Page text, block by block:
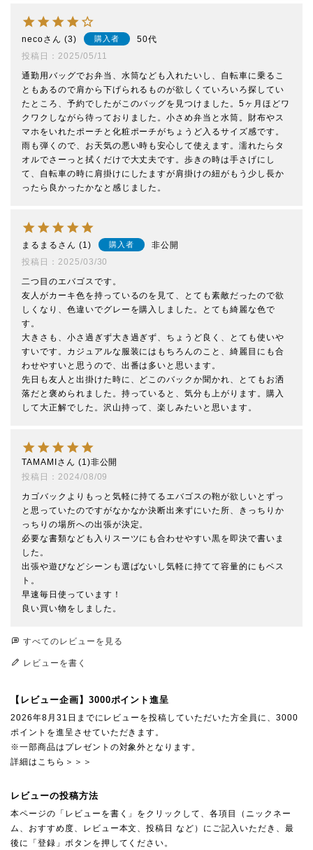
neco 3 購入者
50代
投稿日
2025/05/11
通勤用バッグでお弁当、水筒なども入れたいし、自転車に乗るこ
ともあるので肩から下げられるものが欲しくていろいろ探してい
たところ、予約でしたがこのバッグを見つけました。5ヶ月ほどワ
クワクしながら待っておりました。小さめ弁当と水筒。財布やス
マホをいれたポーチと化粧ポーチがちょうど入るサイズ感です。
雨も弾くので、お天気の悪い時も安心して使えます。濡れたらタ
オルでさーっと拭くだけで大丈夫です。歩きの時は手さげにし
て、自転車の時に肩掛けにしたますが肩掛けの紐がもう少し長か
ったら良かったかなと感じました。
まるまる 1 購入者
非公開
投稿日
2025/03/30
二つ目のエバゴスです。
友人がカーキ色を持っているのを見て、とても素敵だったので欲
しくなり、色違いでグレーを購入しました。とても綺麗な色で
す。
大きさも、小さ過ぎず大き過ぎず、ちょうど良く、とても使いや
すいです。カジュアルな服装にはもちろんのこと、綺麗目にも合
わせやすいと思うので、出番は多いと思います。
先日も友人と出掛けた時に、どこのバックか聞かれ、とてもお洒
落だと褒められました。持っていると、気分も上がります。購入
して大正解でした。沢山持って、楽しみたいと思います。
TAMAMI 1 非公開
投稿日
2024/08/09
カゴバックよりもっと気軽に持てるエバゴスの鞄が欲しいとずっ
と思っていたのですがなかなか決断出来ずにいた所、きっちりか
っちりの場所への出張が決定。
必要な書類なども入りスーツにも合わせやすい黒を即決で書いま
した。
出張や遊びなどシーンも選ばないし気軽に持てて容量的にもベス
ト。
早速毎日使っています！
良い買い物をしました。
すべてのレビューを見る
レビューを書く
【レビュー企画】3000ポイント進呈
2026年8月31日までにレビューを投稿していただいた方全員に、3000
ポイントを進呈させていただきます。
※一部商品はプレゼントの対象外となります。
詳細はこちら＞＞＞
レビューの投稿方法
本ページの「レビューを書く」をクリックして、各項目（ニックネー
ム、おすすめ度、レビュー本文、投稿日 など）にご記入いただき、最
後に「登録」ボタンを押してください。